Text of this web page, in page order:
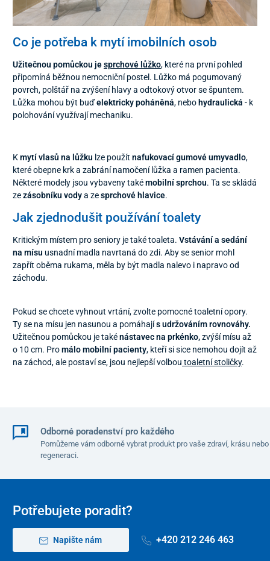
Co je potřeba k mytí imobilních osob
Užitečnou pomůckou jesprchové lůžko, které na první pohled
připomíná běžnou nemocniční postel. Lůžko má pogumovaný
povrch, polštář na zvýšení hlavy a odtokový otvor se špuntem.
Lůžka mohou být buďelektricky poháněná, nebohydraulická - k
polohování využívají mechaniku.
Kmytí vlasů na lůžku lze použít nafukovací gumové umyvadlo,
které obepne krk a zabrání namočení lůžka a ramen pacienta.
Některé modely jsou vybaveny takémobilní sprchou. Ta se skládá
zezásobníku vodya zesprchové hlavice.
Jak zjednodušit používání toalety
Kritickým místem pro seniory je také toaleta. Vstávání a sedání
na mísu usnadní madla navrtaná do zdi. Aby se senior mohl
zapřít oběma rukama, měla by být madla nalevo i napravo od
záchodu.
Pokud se chcete vyhnout vrtání, zvolte pomocné toaletní opory.
Ty se na mísu jen nasunou a pomáhajís udržováním rovnováhy.
Užitečnou pomůckou je takénástavec na prkénko,zvýší mísu až
o 10 cm. Promálo mobilní pacienty, kteří si sice nemohou dojít až
na záchod, ale postaví se, jsou nejlepší volbou toaletní stoličky.
Odborné poradenství pro každého
Pomůžeme vám odborně vybrat produkt pro vaše zdraví, krásu nebo
regeneraci.
Potřebujete poradit?
Napište nám +420 212 246 463